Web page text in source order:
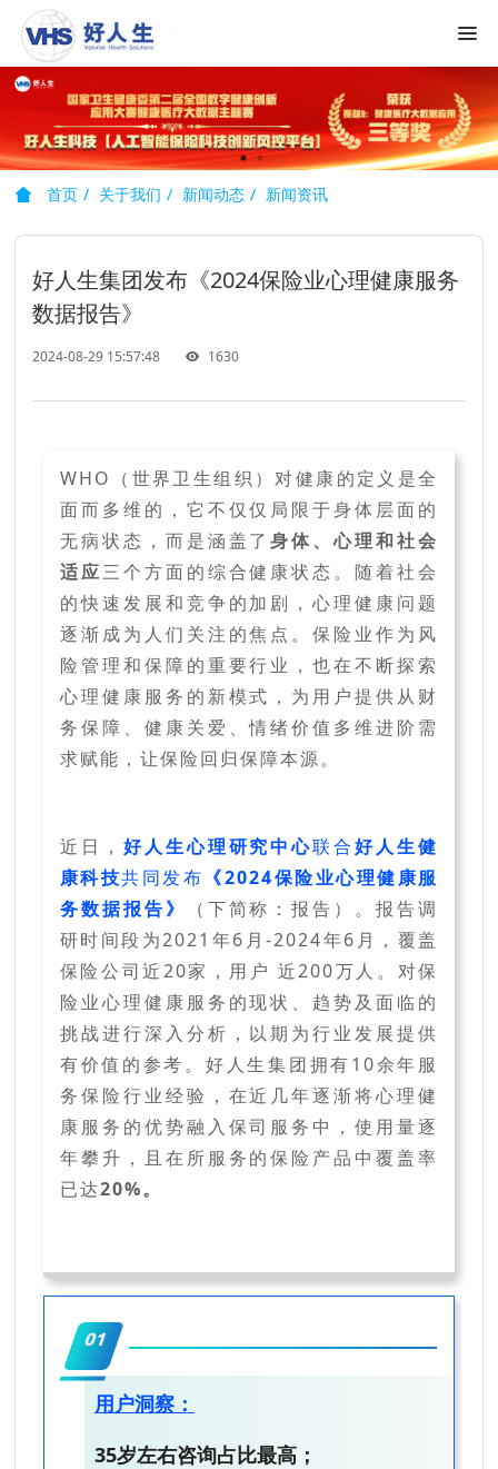
首页 关于我们 新闻动态 新闻资讯
好人生集团发布《2024保险业心理健康服务
数据报告》
2024-08-29 15:57:48 1630
WHO（世界卫生组织）对健康的定义是全
面而多维的，它不仅仅局限于身体层面的
无病状态，而是涵盖了身体、心理和社会
适应三个方面的综合健康状态。随着社会
的快速发展和竞争的加剧，心理健康问题
逐渐成为人们关注的焦点。保险业作为风
险管理和保障的重要行业，也在不断探索
心理健康服务的新模式，为用户提供从财
务保障、健康关爱、情绪价值多维进阶需
求赋能，让保险回归保障本源。
近日， 好人生心理研究中心联合好人生健
康科技共同发布 《2024保险业心理健康服
务数据报告》
（下简称：报告）。报告调
研时间段为2021年6月-2024年6月，覆盖
保险公司近20家，用户 近200万人。对保
险业心理健康服务的现状、趋势及面临的
挑战进行深入分析，以期为行业发展提供
有价值的参考。好人生集团拥有10余年服
务保险行业经验，在近几年逐渐将心理健
康服务的优势融入保司服务中，使用量逐
年攀升，且在所服务的保险产品中覆盖率
已达20%。
01
用户洞察：
35岁左右咨询占比最高；